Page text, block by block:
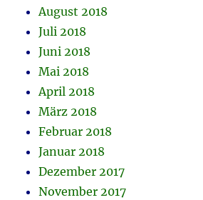
August 2018
Juli 2018
Juni 2018
Mai 2018
April 2018
März 2018
Februar 2018
Januar 2018
Dezember 2017
November 2017